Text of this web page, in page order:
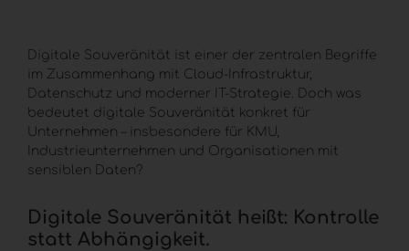
Digitale Souveränität ist einer der zentralen Begriffe
im Zusammenhang mit Cloud-Infrastruktur,
Datenschutz und moderner IT-Strategie. Doch was
bedeutet digitale Souveränität konkret für
Unternehmen – insbesondere für KMU,
Industrieunternehmen und Organisationen mit
sensiblen Daten?
Digitale Souveränität heißt: Kontrolle
statt Abhängigkeit.